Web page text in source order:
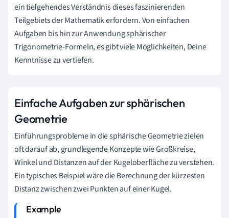
ein tiefgehendes Verständnis dieses faszinierenden
Teilgebiets der Mathematik erfordern. Von einfachen
Aufgaben bis hin zur Anwendung sphärischer
Trigonometrie-Formeln, es gibt viele Möglichkeiten, Deine
Kenntnisse zu vertiefen.
Einfache Aufgaben zur sphärischen
Geometrie
Einführungsprobleme in die sphärische Geometrie zielen
oft darauf ab, grundlegende Konzepte wie Großkreise,
Winkel und Distanzen auf der Kugeloberfläche zu verstehen.
Ein typisches Beispiel wäre die Berechnung der kürzesten
Distanz zwischen zwei Punkten auf einer Kugel.